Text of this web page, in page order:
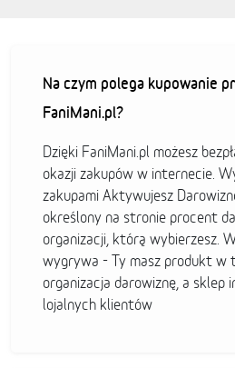
Na czym polega kupowanie
FaniMani.pl?
Dzięki FaniMani.pl możesz
okazji zakupów w internecie.
zakupami Aktywujesz
określony na stronie procent
organizacji, którą wybierzesz.
wygrywa - Ty masz produkt w
organizacja darowiznę, a
lojalnych klientów